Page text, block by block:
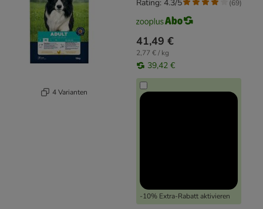
4 Varianten
41,49 €
2,77 € / kg
39,42 €
-10% Extra-Rabatt aktivieren
Rating: 4.3/5 (69)